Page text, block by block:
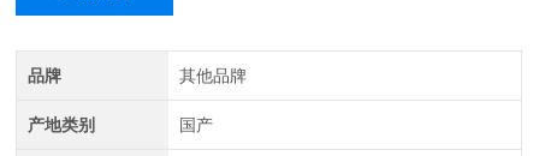
品牌 其他品牌
产地类别 国产